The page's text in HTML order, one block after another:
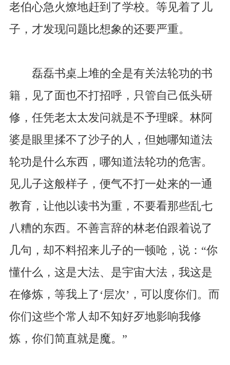
老伯心急火燎地赶到了学校。等见着了儿
子，才发现问题比想象的还要严重。
磊磊书桌上堆的全是有关法轮功的书
籍，见了面也不打招呼，只管自己低头研
修，任凭老太太发问就是不予理睬。林阿
婆是眼里揉不了沙子的人，但她哪知道法
轮功是什么东西，哪知道法轮功的危害。
见儿子这般样子，便气不打一处来的一通
教育，让他以读书为重，不要看那些乱七
八糟的东西。不善言辞的林老伯跟着说了
几句，却不料招来儿子的一顿呛，说：“你
懂什么，这是大法、是宇宙大法，我这是
在修炼，等我上了‘层次’，可以度你们。而
你们这些个常人却不知好歹地影响我修
炼，你们简直就是魔。”